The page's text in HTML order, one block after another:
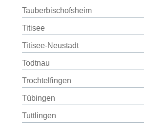
Tauberbischofsheim
Titisee
Titisee-Neustadt
Todtnau
Trochtelfingen
Tübingen
Tuttlingen